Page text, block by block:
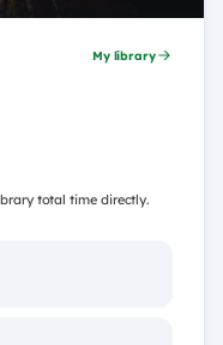
My library
total time directly.